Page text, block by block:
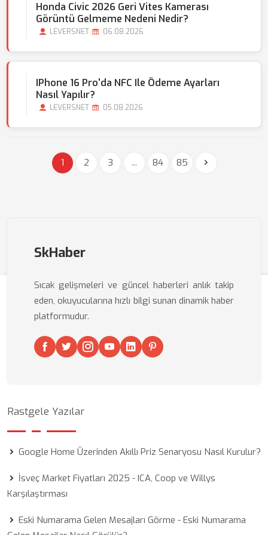
Honda Civic 2026 Geri Vites Kamerası
Görüntü Gelmeme Nedeni Nedir?
LEVERSNET 06.08.2026
IPhone 16 Pro'da NFC Ile Ödeme Ayarları
Nasıl Yapılır?
LEVERSNET 05.08.2026
1 2 3 ... 84 85
SkHaber
Sıcak gelişmeleri ve güncel haberleri anlık takip
eden, okuyucularına hızlı bilgi sunan dinamik haber
platformudur.
Rastgele Yazılar
Google Home Üzerinden Akıllı Priz Senaryosu Nasıl Kurulur?
İsveç Market Fiyatları 2025 - ICA, Coop ve Willys
Karşılaştırması
Eski Numarama Gelen Mesajları Görme - Eski Numarama